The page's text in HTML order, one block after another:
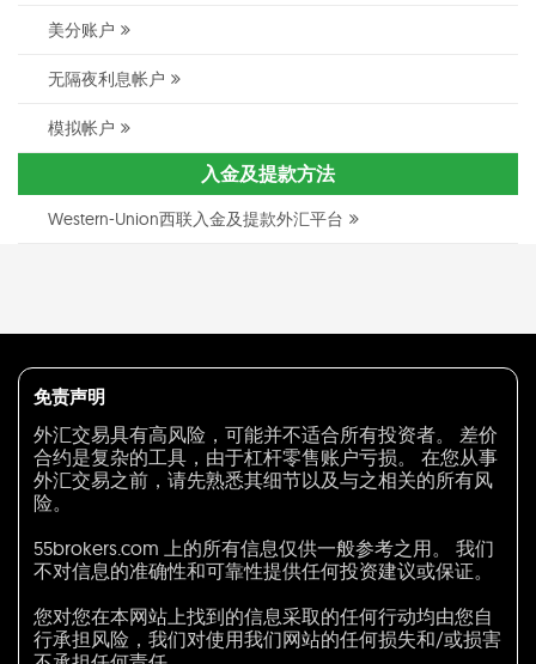
美分账户
无隔夜利息帐户
模拟帐户
入金及提款方法
Western-Union西联入金及提款外汇平台
免责声明
外汇交易具有高风险，可能并不适合所有投资者。 差价
合约是复杂的工具，由于杠杆零售账户亏损。 在您从事
外汇交易之前，请先熟悉其细节以及与之相关的所有风
险。
55brokers.com 上的所有信息仅供一般参考之用。 我们
不对信息的准确性和可靠性提供任何投资建议或保证。
您对您在本网站上找到的信息采取的任何行动均由您自
行承担风险，我们对使用我们网站的任何损失和/或损害